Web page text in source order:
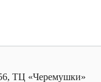
ТЦ «Черемушки»